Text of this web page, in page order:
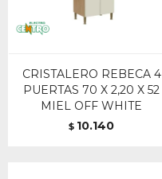
CRISTALERO REBECA 4
PUERTAS 70 X 2,20 X 52
MIEL OFF WHITE
$ 10.140